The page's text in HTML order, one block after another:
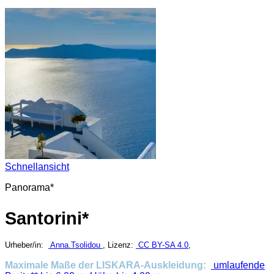
Schnellansicht
Panorama*
Santorini*
Urheber/in: Anna.Tsolidou , Lizenz: CC BY-SA 4.0
Maximale Maße der LISKARA-Auskleidung:
umlaufende